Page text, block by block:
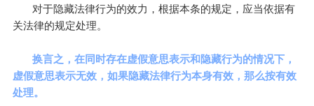
对于隐藏法律行为的效力 ， 根据本条的规定 ， 应当依据有
关法律的规定处理。
换言之 ， 在同时存在虚假意思表示和隐藏行为的情况下 ，
虚假意思表示无效 ， 如果隐藏法律行为本身有效 ， 那么按有效
处理。